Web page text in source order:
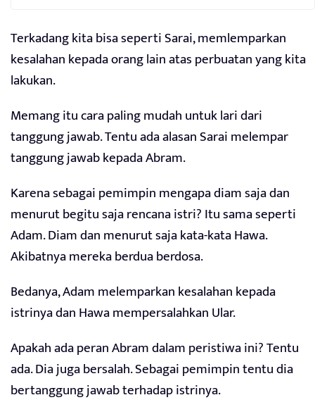
Terkadang kita bisa seperti Sarai, memlemparkan
kesalahan kepada orang lain atas perbuatan yang kita
lakukan.
Memang itu cara paling mudah untuk lari dari
tanggung jawab. Tentu ada alasan Sarai melempar
tanggung jawab kepada Abram.
Karena sebagai pemimpin mengapa diam saja dan
menurut begitu saja rencana istri? Itu sama seperti
Adam. Diam dan menurut saja kata-kata Hawa.
Akibatnya mereka berdua berdosa.
Bedanya, Adam melemparkan kesalahan kepada
istrinya dan Hawa mempersalahkan Ular.
Apakah ada peran Abram dalam peristiwa ini? Tentu
ada. Dia juga bersalah. Sebagai pemimpin tentu dia
bertanggung jawab terhadap istrinya.